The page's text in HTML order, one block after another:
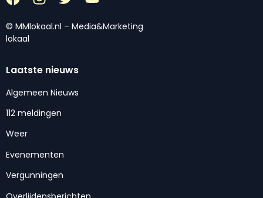
© MMlokaal.nl – Media&Marketing
lokaal
Laatste nieuws
Algemeen Nieuws
112 meldingen
Weer
Evenementen
Vergunningen